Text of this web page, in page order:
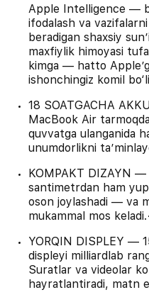
Apple Intelligence —
ifodalash va
beradigan shaxsiy
maxfiylik himoyasi
kimga — hatto
ishonchingiz komil
18 SOATGACHA
MacBook Air
quvvatga ulanganida
unumdorlikni
KOMPAKT DIZAYN
santimetrdan ham
oson joylashadi — va
mukammal mos
YORQIN DISPLEY —
displeyi milliardlab
Suratlar va videolar
hayratlantiradi, matn